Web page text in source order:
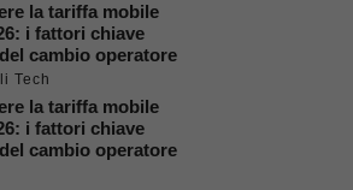
la tariffa mobile
i fattori chiave
cambio operatore
Tech
la tariffa mobile
i fattori chiave
cambio operatore